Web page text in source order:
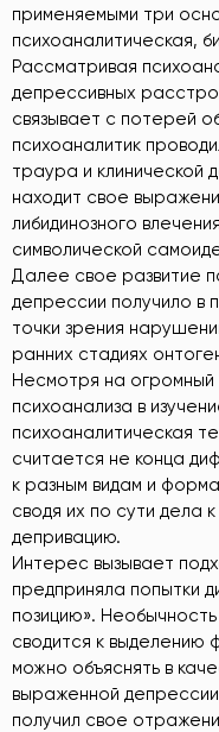
применяемыми три
психоаналитическая,
Рассматривая
депрессивных
связывает с потерей
психоаналитик
траура и клинической
находит свое
либидинозного
символической
Далее свое развитие
депрессии получило в
точки зрения
ранних стадиях
Несмотря на огромный
психоанализа в
психоаналитическая
считается не конца
к разным видам и
сводя их по сути дела
депривацию.
Интерес вызывает
предприняла попытки
позицию». Необычность
сводится к выделению
можно объяснять в
выраженной
получил свое